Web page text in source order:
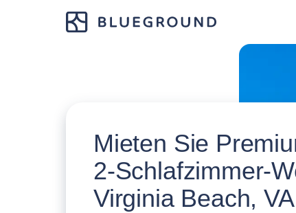
Mieten Sie
2-Schlafzimmer-
Virginia Beach, VA